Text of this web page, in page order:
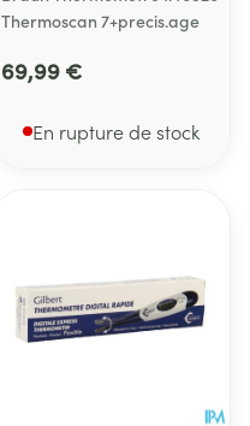
Thermoscan 7+precis.age
69,99 €
En rupture de stock